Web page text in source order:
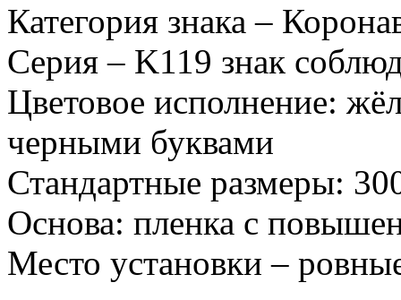
Категория знака –
Серия – K119 знак
Цветовое исполнение:
черными буквами
Стандартные размеры:
Основа: пленка с
Место установки –